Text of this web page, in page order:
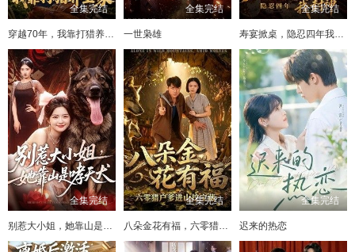
全集完结
穿越70年，我靠打猎养全家
全集完结
一世枭雄
全集完结
寿宴掀桌，隐忍四年我封神
全集完结
别惹大小姐，她靠山是哮天犬
全集完结
八朵金花有福，六零猎户爹进山挖宝藏
全集完结
迟来的热恋